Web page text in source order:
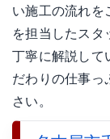
い施工の流れ
を担当したス
丁寧に解説して
だわりの仕事
さい。